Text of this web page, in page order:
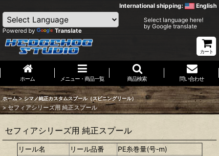
International shipping: English
Powered by Translate
Select language here!
by Google translate
カート
ホーム メニュー・商品一覧 商品検索 問い合わせ
ホーム > シマノ純正カスタムスプール（スピニングリール）
> セフィアシリーズ用 純正スプール
セフィアシリーズ用 純正スプール
リール名 リール品番 PE糸巻量(号-m)